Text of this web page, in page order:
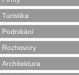
Turistika
Podnikání
Rozhovory
Architektura